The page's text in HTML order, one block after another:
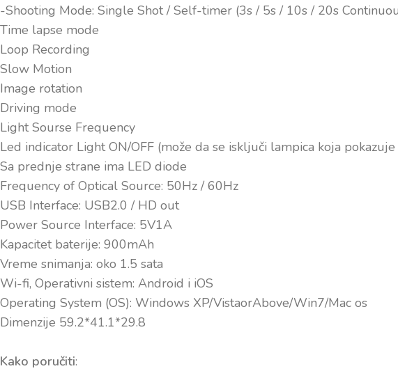
-Shooting Mode: Single Shot / Self-timer (3s / 5s / 10s / 20s
Time lapse mode
Loop Recording
Slow Motion
Image rotation
Driving mode
Light Sourse Frequency
Led indicator Light ON/OFF (može da se isključi lampica koja
Sa prednje strane ima LED diode
Frequency of Optical Source: 50Hz / 60Hz
USB Interface: USB2.0 / HD out
Power Source Interface: 5V1A
Kapacitet baterije: 900mAh
Vreme snimanja: oko 1.5 sata
Wi-fi, Operativni sistem: Android i iOS
Operating System (OS): Windows XP/VistaorAbove/Win7/Mac os
Dimenzije 59.2*41.1*29.8
Kako poručiti: